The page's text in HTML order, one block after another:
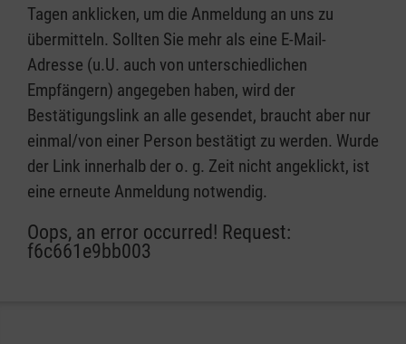
Tagen anklicken, um die Anmeldung an uns zu
übermitteln. Sollten Sie mehr als eine E-Mail-
Adresse (u.U. auch von unterschiedlichen
Empfängern) angegeben haben, wird der
Bestätigungslink an alle gesendet, braucht aber nur
einmal/von einer Person bestätigt zu werden. Wurde
der Link innerhalb der o. g. Zeit nicht angeklickt, ist
eine erneute Anmeldung notwendig.
Oops, an error occurred! Request:
f6c661e9bb003